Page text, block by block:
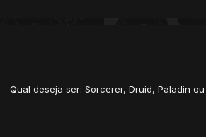
deseja ser: Sorcerer, Druid, Paladin